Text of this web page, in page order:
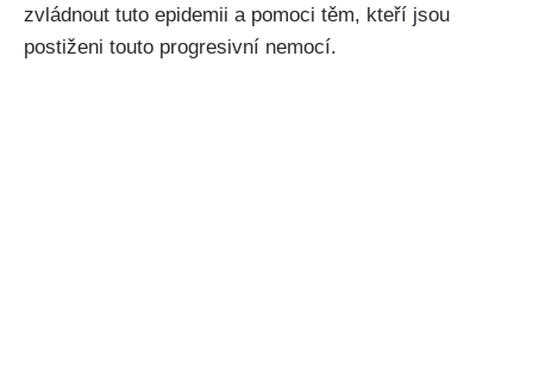
zvládnout tuto epidemii a pomoci těm, kteří jsou
postiženi touto progresivní nemocí.